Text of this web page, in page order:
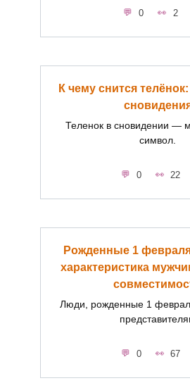
0 2
К чему снится
Теленок в сновидении —
символ.
0 22
Рожденные 1
характеристика
Люди, рожденные 1
0 67